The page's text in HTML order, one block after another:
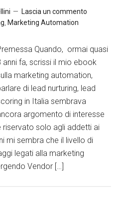
Lascia un commento
Marketing Automation
Quando, ormai quasi
anni fa, scrissi il mio ebook
marketing automation,
di lead nurturing, lead
in Italia sembrava
argomento di interesse
riservato solo agli addetti ai
mi sembra che il livello di
legati alla marketing
Vendor […]